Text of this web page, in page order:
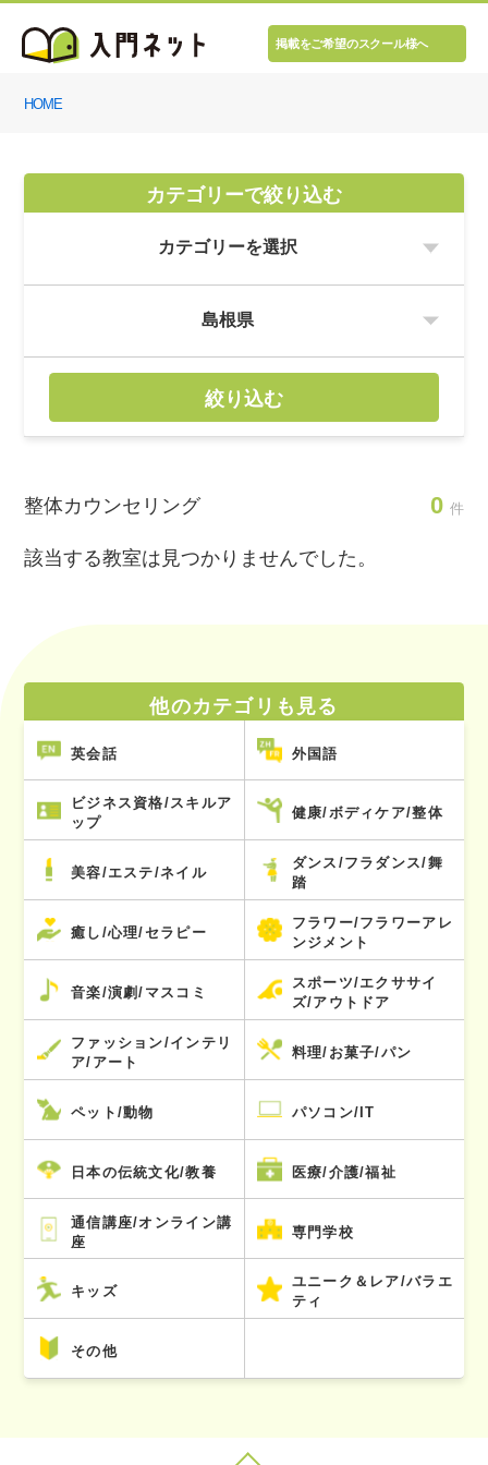
掲載をご希望のスクール様へ
HOME
カテゴリーで絞り込む
絞り込む
整体カウンセリング 0 件
該当する教室は見つかりませんでした。
他のカテゴリも見る
英会話 外国語
ビジネス資格/スキルア
ップ
健康/ボディケア/整体
美容/エステ/ネイル
ダンス/フラダンス/舞
踏
癒し/心理/セラピー
フラワー/フラワーアレ
ンジメント
音楽/演劇/マスコミ
スポーツ/エクササイ
ズ/アウトドア
ファッション/インテリ
ア/アート
料理/お菓子/パン
ペット/動物 パソコン/IT
日本の伝統文化/教養 医療/介護/福祉
通信講座/オンライン講
座
専門学校
キッズ
ユニーク＆レア/バラエ
ティ
その他